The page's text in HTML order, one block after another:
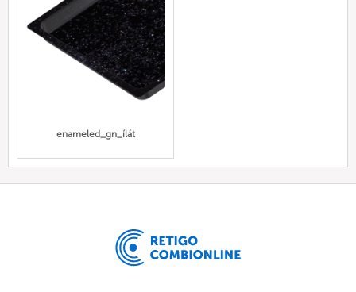
enameled_gn_ílát